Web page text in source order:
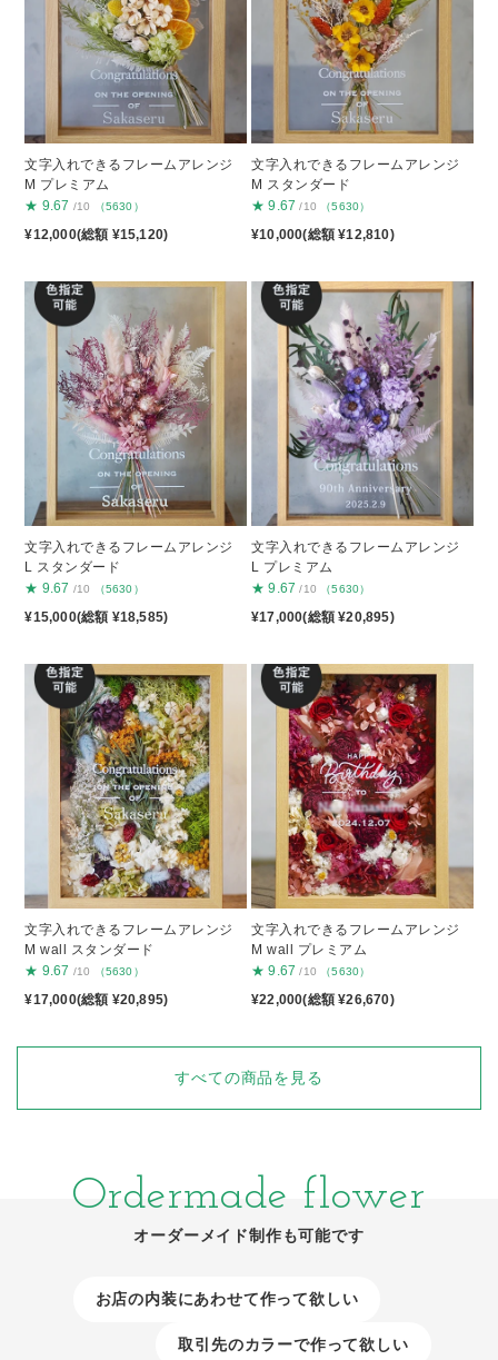
文字入れできるフレームアレンジ
M プレミアム
★ 9.67 /10 （5630）
¥12,000(総額 ¥15,120)
文字入れできるフレームアレンジ
M スタンダード
★ 9.67 /10 （5630）
¥10,000(総額 ¥12,810)
文字入れできるフレームアレンジ
L スタンダード
★ 9.67 /10 （5630）
¥15,000(総額 ¥18,585)
文字入れできるフレームアレンジ
L プレミアム
★ 9.67 /10 （5630）
¥17,000(総額 ¥20,895)
文字入れできるフレームアレンジ
M wall スタンダード
★ 9.67 /10 （5630）
¥17,000(総額 ¥20,895)
文字入れできるフレームアレンジ
M wall プレミアム
★ 9.67 /10 （5630）
¥22,000(総額 ¥26,670)
すべての商品を見る
Ordermade flower
オーダーメイド制作も可能です
お店の内装にあわせて作って欲しい
取引先のカラーで作って欲しい